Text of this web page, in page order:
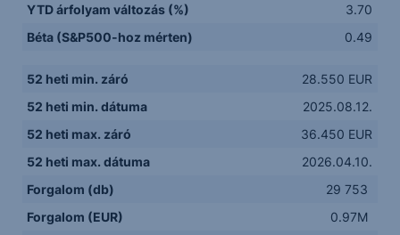
YTD árfolyam változás (%)
3.70
Béta (S&P500-hoz mérten)
0.49
52 heti min. záró
28.550 EUR
52 heti min. dátuma
2025.08.12.
52 heti max. záró
36.450 EUR
52 heti max. dátuma
2026.04.10.
Forgalom (db)
29 753
Forgalom (EUR)
0.97M